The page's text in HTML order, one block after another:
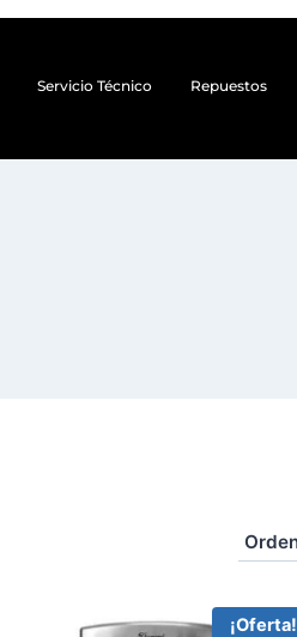
Servicio Técnico Repuestos
¡Oferta!